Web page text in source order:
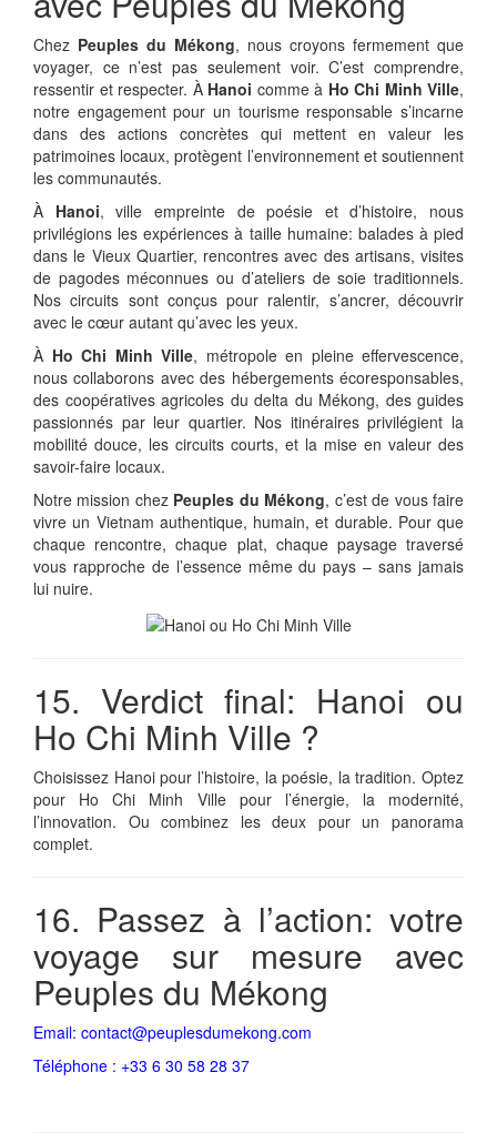
Chez Peuples du Mékong, nous croyons fermement que
voyager, ce n’est pas seulement voir. C’est comprendre,
ressentir et respecter. À Hanoi comme à Ho Chi Minh Ville,
notre engagement pour un tourisme responsable s’incarne
dans des actions concrètes qui mettent en valeur les
patrimoines locaux, protègent l’environnement et soutiennent
les communautés.
À Hanoi, ville empreinte de poésie et d’histoire, nous
privilégions les expériences à taille humaine: balades à pied
dans le Vieux Quartier, rencontres avec des artisans, visites
de pagodes méconnues ou d’ateliers de soie traditionnels.
Nos circuits sont conçus pour ralentir, s’ancrer, découvrir
avec le cœur autant qu’avec les yeux.
À Ho Chi Minh Ville, métropole en pleine effervescence,
nous collaborons avec des hébergements écoresponsables,
des coopératives agricoles du delta du Mékong, des guides
passionnés par leur quartier. Nos itinéraires privilégient la
mobilité douce, les circuits courts, et la mise en valeur des
savoir-faire locaux.
Notre mission chez Peuples du Mékong, c’est de vous faire
vivre un Vietnam authentique, humain, et durable. Pour que
chaque rencontre, chaque plat, chaque paysage traversé
vous rapproche de l’essence même du pays – sans jamais
lui nuire.
15. Verdict final: Hanoi ou
Ho Chi Minh Ville ?
Choisissez Hanoi pour l’histoire, la poésie, la tradition. Optez
pour Ho Chi Minh Ville pour l’énergie, la modernité,
l’innovation. Ou combinez les deux pour un panorama
complet.
16. Passez à l’action: votre
voyage sur mesure avec
Peuples du Mékong
Email: contact@peuplesdumekong.com
Téléphone : +33 6 30 58 28 37